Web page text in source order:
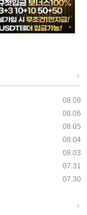
+
08.08
08.06
08.05
08.04
08.03
07.31
07.30
+